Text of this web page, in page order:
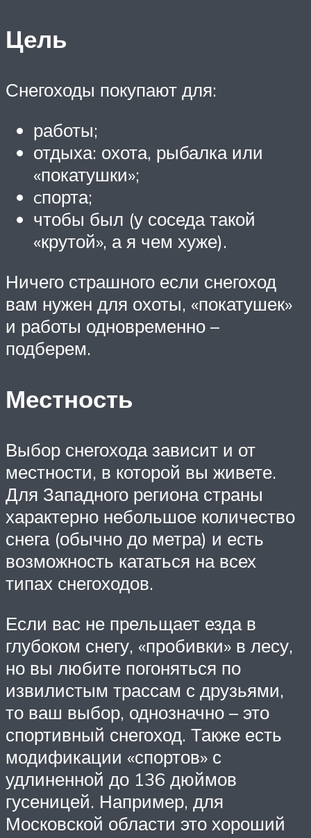
Цель
Снегоходы покупают для:
работы;
отдыха: охота, рыбалка или
«покатушки»;
cпорта;
чтобы был (у соседа такой
«крутой», а я чем хуже).
Ничего страшного если снегоход
вам нужен для охоты, «покатушек»
и работы одновременно –
подберем.
Местность
Выбор снегохода зависит и от
местности, в которой вы живете.
Для Западного региона страны
характерно небольшое количество
снега (обычно до метра) и есть
возможность кататься на всех
типах снегоходов.
Если вас не прельщает езда в
глубоком снегу, «пробивки» в лесу,
но вы любите погоняться по
извилистым трассам с друзьями,
то ваш выбор, однозначно – это
спортивный снегоход. Также есть
модификации «спортов» с
удлиненной до 136 дюймов
гусеницей. Например, для
Московской области это хороший